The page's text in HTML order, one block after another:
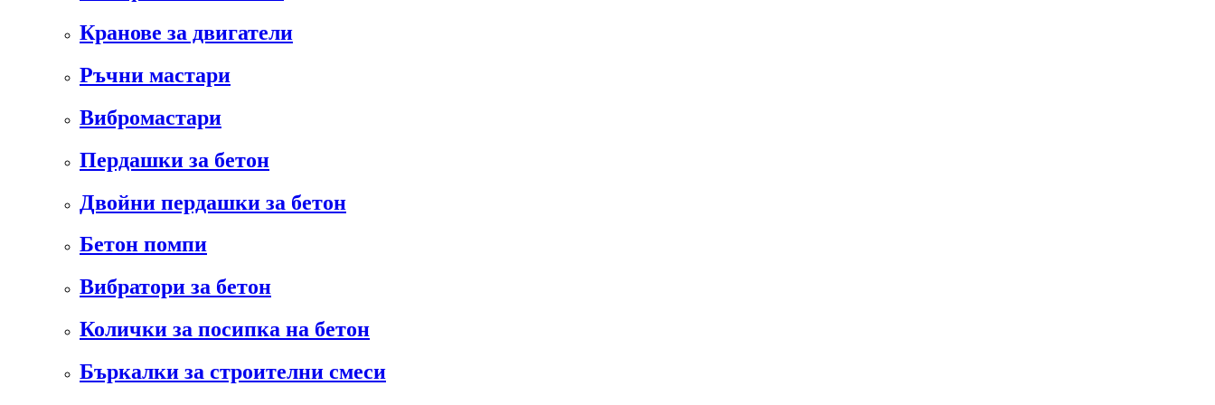
Кранове за двигатели
Ръчни мастари
Вибромастари
Пердашки за бетон
Двойни пердашки за бетон
Бетон помпи
Вибратори за бетон
Колички за посипка на бетон
Бъркалки за строителни смеси